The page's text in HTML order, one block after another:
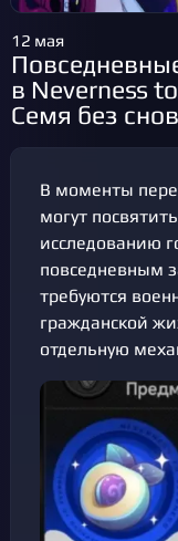
12 мая
в Neverness
Семя без снов
В моменты
могут
исследованию
повседневным
требуются
гражданской
отдельную